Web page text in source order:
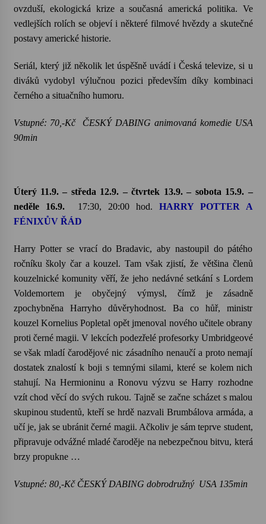
ovzduší, ekologická krize a současná americká politika. Ve
vedlejších rolích se objeví i některé filmové hvězdy a skutečné
postavy americké historie.
Seriál, který již několik let úspěšně uvádí i Česká televize, si u
diváků vydobyl výlučnou pozici především díky kombinaci
černého a situačního humoru.
Vstupné: 70,-Kč ČESKÝ DABING animovaná komedie USA
90min
Úterý 11.9. – středa 12.9. – čtvrtek 13.9. – sobota 15.9. –
neděle 16.9.
17:30, 20:00 hod. HARRY POTTER A
FÉNIXŮV ŘÁD
Harry Potter se vrací do Bradavic, aby nastoupil do pátého
ročníku školy čar a kouzel. Tam však zjistí, že většina členů
kouzelnické komunity věří, že jeho nedávné setkání s Lordem
Voldemortem je obyčejný výmysl, čímž je zásadně
zpochybněna Harryho důvěryhodnost. Ba co hůř, ministr
kouzel Kornelius Popletal opět jmenoval nového učitele obrany
proti černé magii. V lekcích podezřelé profesorky Umbridgeové
se však mladí čarodějové nic zásadního nenaučí a proto nemají
dostatek znalostí k boji s temnými silami, které se kolem nich
stahují. Na Hermioninu a Ronovu výzvu se Harry rozhodne
vzít chod věcí do svých rukou. Tajně se začne scházet s malou
skupinou studentů, kteří se hrdě nazvali Brumbálova armáda, a
učí je, jak se ubránit černé magii. Ačkoliv je sám teprve student,
připravuje odvážné mladé čaroděje na nebezpečnou bitvu, která
brzy propukne …
Vstupné: 80,-Kč ČESKÝ DABING dobrodružný USA 135min